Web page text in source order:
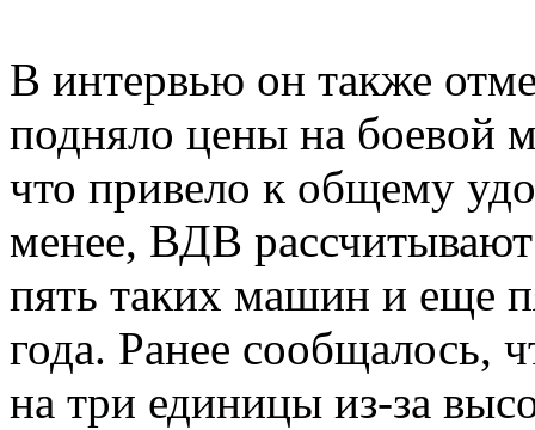
В интервью он также
подняло цены на боевой
что привело к общему
менее, ВДВ
пять таких машин и еще
года. Ранее
на три единицы из-за